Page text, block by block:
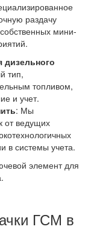
раздачу
мини-
дизельного
тип,
топливом,
и учет.
: Мы
от ведущих
в системы учета.
элемент для
ГСМ в